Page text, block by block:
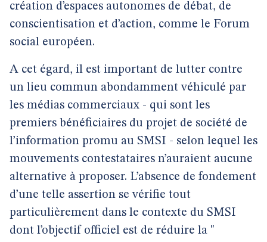
création d’espaces autonomes de débat, de
conscientisation et d’action, comme le Forum
social européen.
A cet égard, il est important de lutter contre
un lieu commun abondamment véhiculé par
les médias commerciaux - qui sont les
premiers bénéficiaires du projet de société de
l’information promu au SMSI - selon lequel les
mouvements contestataires n’auraient aucune
alternative à proposer. L’absence de fondement
d’une telle assertion se vérifie tout
particulièrement dans le contexte du SMSI
dont l’objectif officiel est de réduire la "